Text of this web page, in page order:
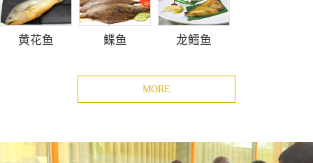
黄花鱼 鲽鱼 龙鳕鱼
MORE